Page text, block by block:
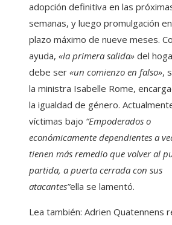
adopción definitiva en las
semanas, y luego promulgación
plazo máximo de nueve meses.
ayuda, «la primera salida» del
debe ser «un comienzo en falso»,
la ministra Isabelle Rome,
la igualdad de género.
víctimas bajo “Empoderados o
económicamente dependientes a
tienen más remedio que volver al
partida, a puerta cerrada con sus
atacantes”ella se lamentó.
Lea también: Adrien Quatennens